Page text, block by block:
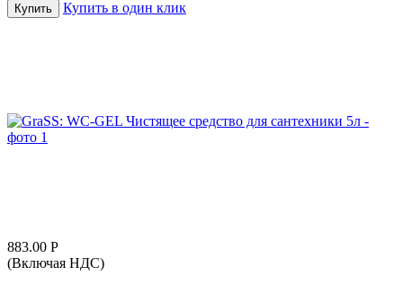
Купить Купить в один клик
883.00 Р
(Включая НДС)